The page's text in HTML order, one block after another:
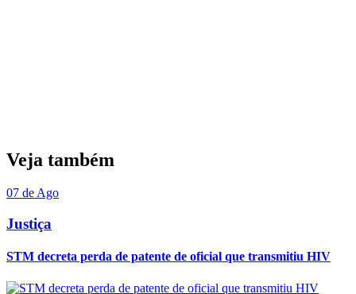
Veja também
07 de Ago
Justiça
STM decreta perda de patente de oficial que transmitiu HIV